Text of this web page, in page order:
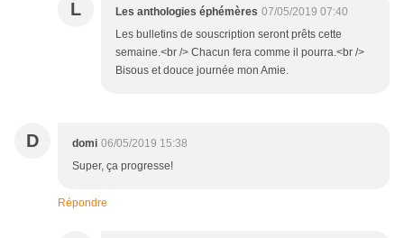
L Les anthologies éphémères 07/05/2019 07:40
Les bulletins de souscription seront prêts cette
semaine.<br /> Chacun fera comme il pourra.<br />
Bisous et douce journée mon Amie.
D domi 06/05/2019 15:38
Super, ça progresse!
Répondre